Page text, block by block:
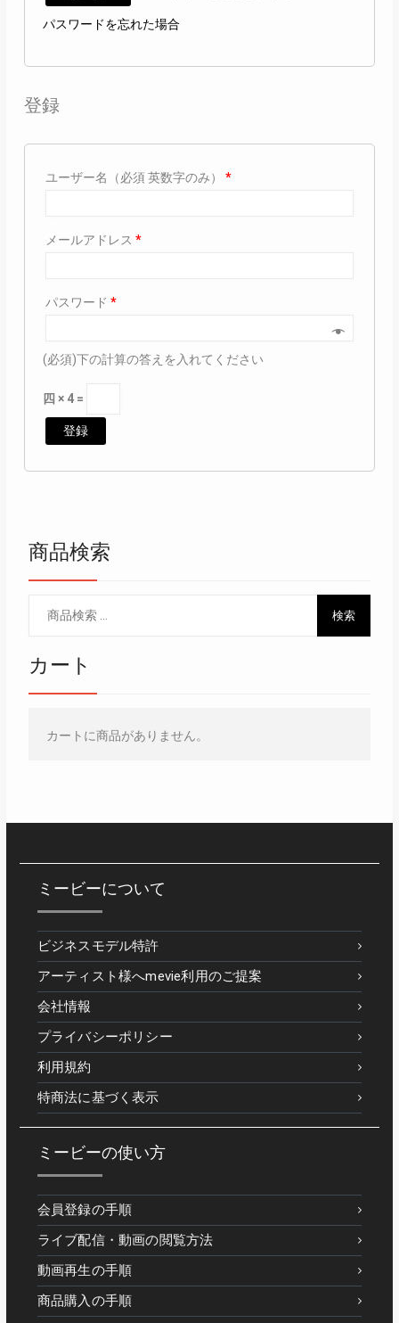
パスワードを忘れた場合
登録
ユーザー名（必須 英数字のみ） *
メールアドレス *
パスワード *
(必須)下の計算の答えを入れてください
四 × 4 =
登録
商品検索
象:
検索
カート
カートに商品がありません。
ミービーについて
ビジネスモデル特許
アーティスト様へmevie利用のご提案
会社情報
プライバシーポリシー
利用規約
特商法に基づく表示
ミービーの使い方
会員登録の手順
ライブ配信・動画の閲覧方法
動画再生の手順
商品購入の手順